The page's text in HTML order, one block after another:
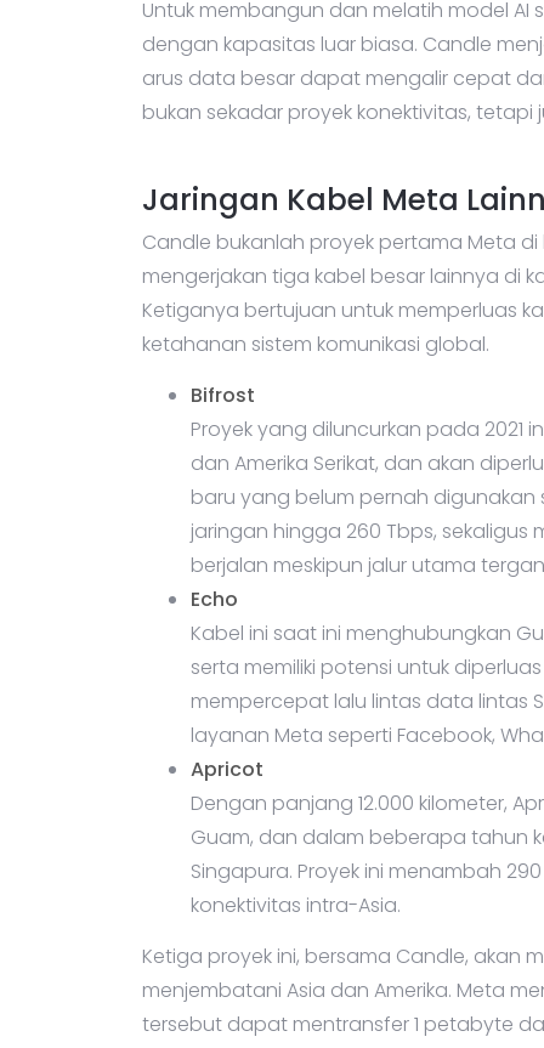
Untuk membangun dan melatih model
dengan kapasitas luar biasa. Candle
arus data besar dapat mengalir cepat
bukan sekadar proyek konektivitas,
Jaringan Kabel Meta
Candle bukanlah proyek pertama Meta
mengerjakan tiga kabel besar lainnya di
Ketiganya bertujuan untuk memperluas
ketahanan sistem komunikasi global.
Bifrost
Proyek yang diluncurkan pada 2021
dan Amerika Serikat, dan akan
baru yang belum pernah
jaringan hingga 260 Tbps,
berjalan meskipun jalur utama
Echo
Kabel ini saat ini menghubungkan
serta memiliki potensi untuk
mempercepat lalu lintas data lintas
layanan Meta seperti Facebook,
Apricot
Dengan panjang 12.000 kilometer,
Guam, dan dalam beberapa tahun
Singapura. Proyek ini menambah
konektivitas intra-Asia.
Ketiga proyek ini, bersama Candle, akan
menjembatani Asia dan Amerika. Meta
tersebut dapat mentransfer 1 petabyte